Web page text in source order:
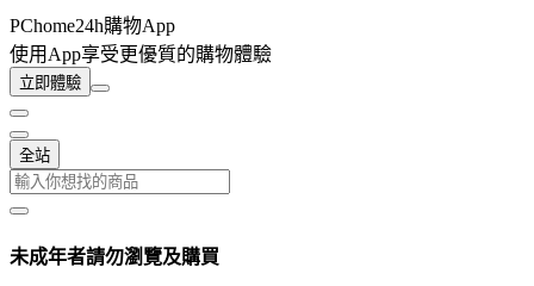
PChome24h購物App
使用App享受更優質的購物體驗
立即體驗
全站
未成年者請勿瀏覽及購買